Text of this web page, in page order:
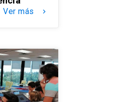
Ver más keyboard_arrow_right